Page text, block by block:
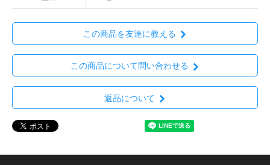
この商品を友達に教える
この商品について問い合わせる
返品について